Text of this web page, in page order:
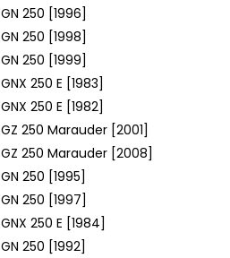
GN 250 [1996]
GN 250 [1998]
GN 250 [1999]
GNX 250 E [1983]
GNX 250 E [1982]
GZ 250 Marauder [2001]
GZ 250 Marauder [2008]
GN 250 [1995]
GN 250 [1997]
GNX 250 E [1984]
GN 250 [1992]